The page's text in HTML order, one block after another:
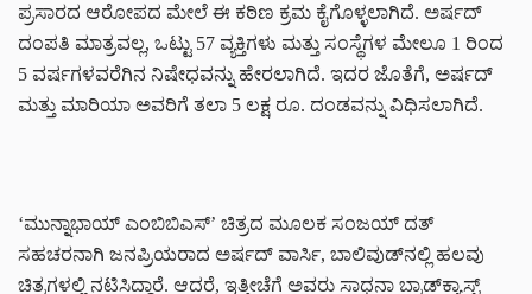
ಪ್ರಸಾರದ ಆರೋಪದ ಮೇಲೆ ಈ ಕಠಿಣ ಕ್ರಮ ಕೈಗೊಳ್ಳಲಾಗಿದೆ. ಅರ್ಷದ್‌
ದಂಪತಿ ಮಾತ್ರವಲ್ಲ, ಒಟ್ಟು 57 ವ್ಯಕ್ತಿಗಳು ಮತ್ತು ಸಂಸ್ಥೆಗಳ ಮೇಲೂ 1 ರಿಂದ
5 ವರ್ಷಗಳವರೆಗಿನ ನಿಷೇಧವನ್ನು ಹೇರಲಾಗಿದೆ. ಇದರ ಜೊತೆಗೆ, ಅರ್ಷದ್‌
ಮತ್ತು ಮಾರಿಯಾ ಅವರಿಗೆ ತಲಾ 5 ಲಕ್ಷ ರೂ. ದಂಡವನ್ನು ವಿಧಿಸಲಾಗಿದೆ.
‘ಮುನ್ನಾಭಾಯ್‌ ಎಂಬಿಬಿಎಸ್‌’ ಚಿತ್ರದ ಮೂಲಕ ಸಂಜಯ್‌ ದತ್‌
ಸಹಚರನಾಗಿ ಜನಪ್ರಿಯರಾದ ಅರ್ಷದ್‌ ವಾರ್ಸಿ, ಬಾಲಿವುಡ್‌ನಲ್ಲಿ ಹಲವು
ಚಿತ್ರಗಳಲ್ಲಿ ನಟಿಸಿದ್ದಾರೆ. ಆದರೆ, ಇತ್ತೀಚೆಗೆ ಅವರು ಸಾಧನಾ ಬ್ರಾಡ್‌ಕ್ಯಾಸ್ಟ್‌